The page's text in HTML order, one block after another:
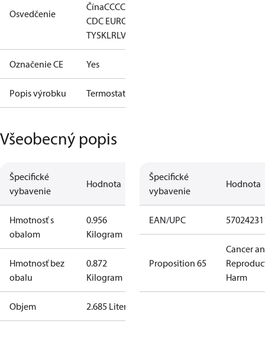
Osvedčenie
ČínaCCCCE
CDC EURO-
TYSKLRLVD
Označenie CE Yes
Popis výrobku Termostat
Všeobecný popis
Špecifické
vybavenie
Hodnota
Hmotnosť s
obalom
0.956
Kilogram
Hmotnosť bez
obalu
0.872
Kilogram
Objem 2.685 Liter
Špecifické
vybavenie
Hodnota
EAN/UPC
Proposition 65
Cancer
Harm